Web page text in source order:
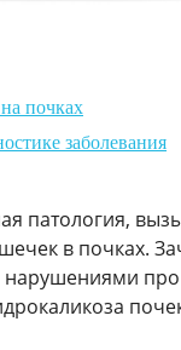
почках
заболевания
патология,
в почках.